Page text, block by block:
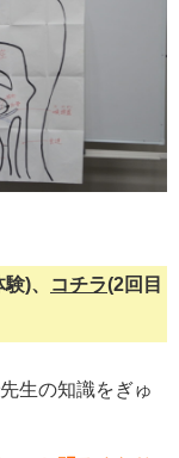
)、 コチラ(2回目
生の知識をぎゅ